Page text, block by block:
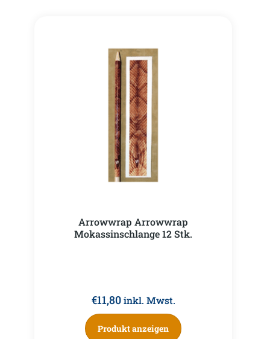
Arrowwrap Arrowwrap
Mokassinschlange 12 Stk.
€11,80 inkl. Mwst.
Produkt anzeigen